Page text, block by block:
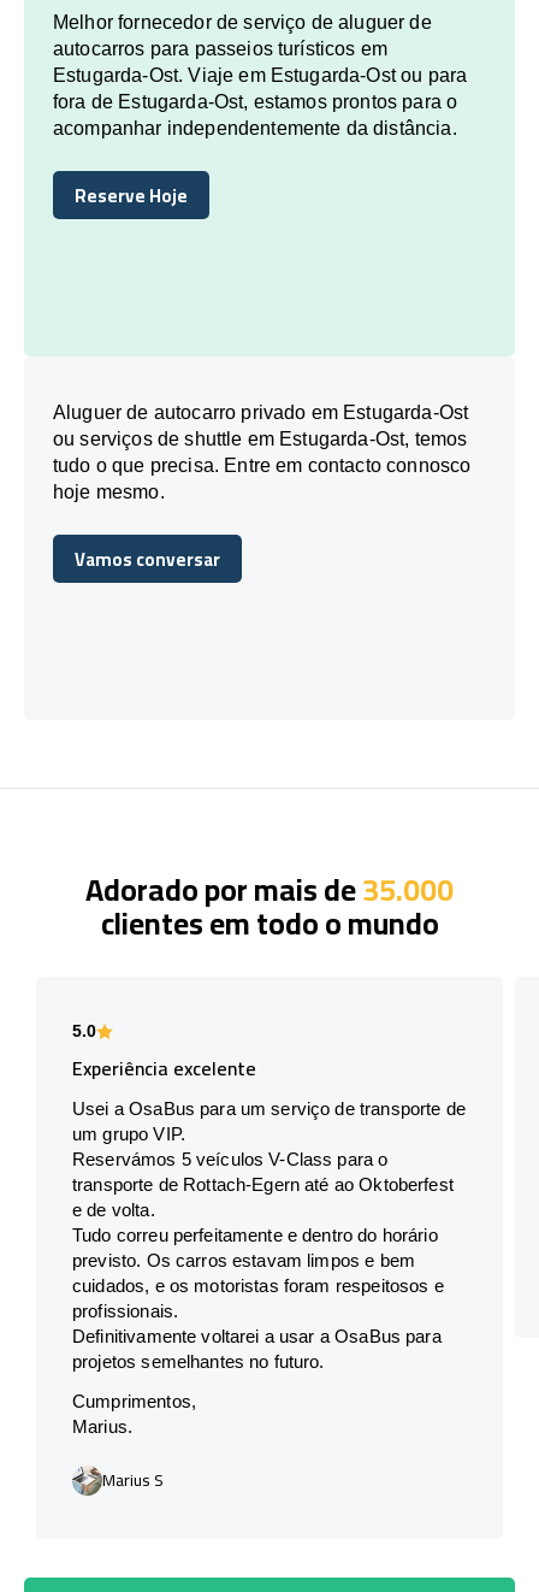
Melhor fornecedor de serviço de aluguer de
autocarros para passeios turísticos em
Estugarda-Ost. Viaje em Estugarda-Ost ou para
fora de Estugarda-Ost, estamos prontos para o
acompanhar independentemente da distância.
Reserve Hoje
Reserve Hoje
Aluguer de autocarro privado em Estugarda-Ost
ou serviços de shuttle em Estugarda-Ost, temos
tudo o que precisa. Entre em contacto connosco
hoje mesmo.
Vamos conversar
Vamos conversar
Adorado por mais de35.000
clientes em todo o mundo
5.0
Experiência excelente
Usei a OsaBus para um serviço de transporte de
um grupo VIP.
Reservámos 5 veículos V-Class para o
transporte de Rottach-Egern até ao Oktoberfest
e de volta.
Tudo correu perfeitamente e dentro do horário
previsto. Os carros estavam limpos e bem
cuidados, e os motoristas foram respeitosos e
profissionais.
Definitivamente voltarei a usar a OsaBus para
projetos semelhantes no futuro.
Cumprimentos,
Marius.
Marius S